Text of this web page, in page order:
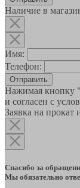
Наличие в
Имя:
Телефон:
Отправить
Нажимая кнопку
и согласен с
Заявка на прокат
Спасибо за
Мы обязательно